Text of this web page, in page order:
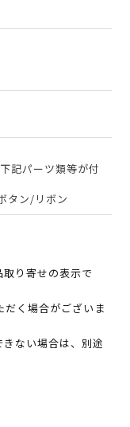
記パーツ類等が付
タン/リボン
り寄せの表示で
く場合がございま
ない場合は、別途